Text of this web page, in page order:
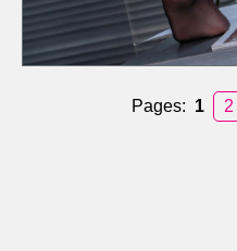
Pages: 1 2